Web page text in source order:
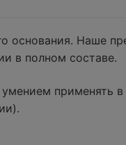
основания. Наше
в полном составе.
применять